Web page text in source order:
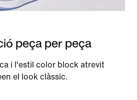
peça per peça
i l'estil color block atrevit
el look clàssic.